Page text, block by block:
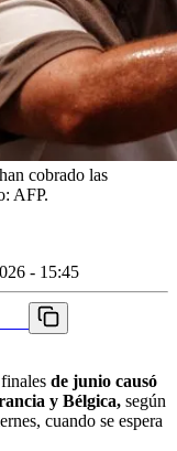
cobrado las
AFP.
- 15:45
de junio causó
y Bélgica, según
cuando se espera